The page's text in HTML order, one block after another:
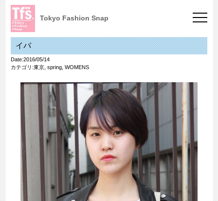
Tokyo Fashion Snap
イバ
Date:2016/05/14
カテゴリ:東京, spring, WOMENS